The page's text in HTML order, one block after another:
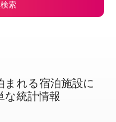
検索
れ⁠る宿⁠泊⁠施⁠設⁠に
な統⁠計⁠情⁠報